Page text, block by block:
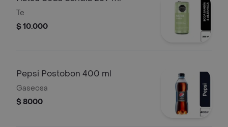
Te
$ 10.000
Pepsi Postobon 400 ml
Gaseosa
$ 8000